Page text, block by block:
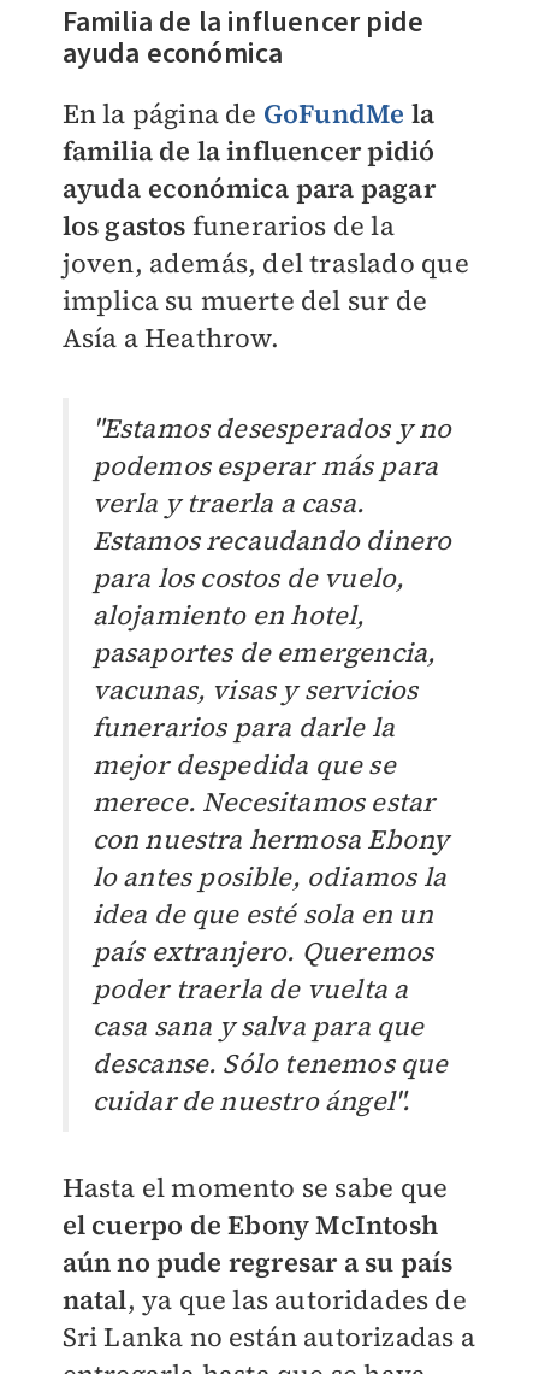
Familia de la influencer pide
ayuda económica
En la página de GoFundMe la
familia de la influencer pidió
ayuda económica para pagar
los gastos funerarios de la
joven, además, del traslado que
implica su muerte del sur de
Asía aHeathrow.
"Estamos desesperados y no
podemos esperar más para
verla y traerla a casa.
Estamos recaudando dinero
para los costos de vuelo,
alojamiento en hotel,
pasaportes de emergencia,
vacunas, visas y servicios
funerarios para darle la
mejor despedida que se
merece. Necesitamos estar
con nuestra hermosa Ebony
lo antes posible, odiamos la
idea de que esté sola en un
país extranjero. Queremos
poder traerla de vuelta a
casa sana y salva para que
descanse. Sólo tenemos que
cuidar de nuestro ángel".
Hasta el momento se sabe que
el cuerpo deEbony McIntosh
aún no pude regresar a su país
natal, ya que las autoridades de
Sri Lanka no están autorizadas a